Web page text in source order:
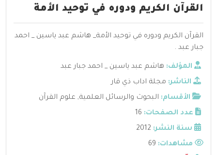
القرآن الكريم ودوره في توحيد الأمة
القرآن الكريم ودوره في توحيد الأمة_ هاشم عبد ياسين _ احمد
جبار عبد .
المؤلف: هاشم عبد ياسين _ احمد جبار عبد
الناشر: مجلة اداب ذي قار
الأقسام: البحوث والرسائل العلمية, علوم القرآن
عدد الصفحات: 16
سنة النشر: 2012
مشاهدات: